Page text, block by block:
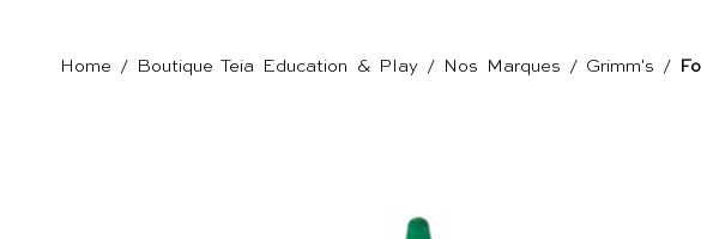
Home / Boutique Teia Education & Play / Nos Marques / Grimm's /